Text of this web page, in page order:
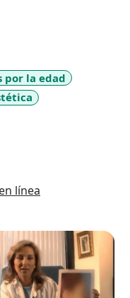
por la edad
línea